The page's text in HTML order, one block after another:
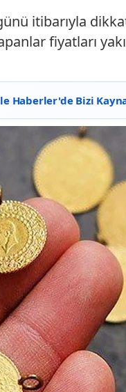
itibarıyla
fiyatları
Haberler'de Bizi